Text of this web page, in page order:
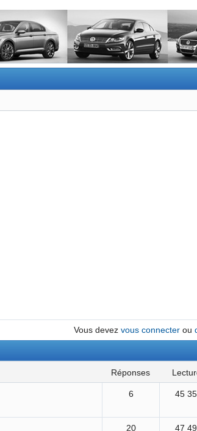
Vous devez vous connecterou
réponses
6 45
20 47